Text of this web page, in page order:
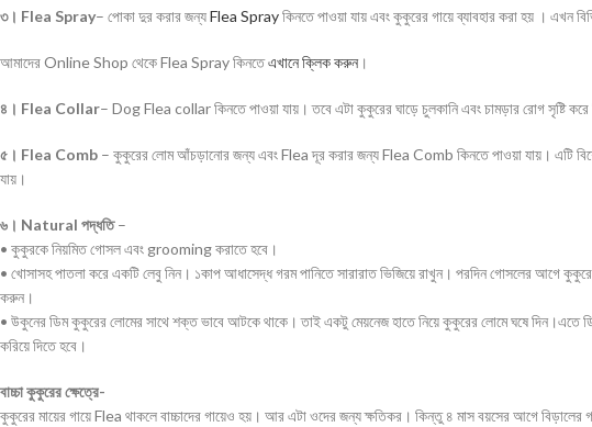
৩। Flea Spray– পোকা দুর করার জন্যFlea Sprayকিনতে পাওয়া যায় এবং কুকুরের গায়ে ব্যাবহার করা হয় । এখন
আমাদের Online Shop থেকে Flea Spray কিনতেএখানে ক্লিক করুন।
৪। Flea Collar– Dog Flea collar কিনতে পাওয়া যায়। তবে এটা কুকুরের ঘাড়ে চুলকানি এবং চামড়ার রোগ সৃষ্টি করে
৫। Flea Comb – কুকুরের লোম আঁচড়ানোর জন্য এবং Flea দূর করার জন্য Flea Comb কিনতে পাওয়া যায়। এটি
যায়।
৬। Natural পদ্ধতি–
• কুকুরকে নিয়মিত গোসল এবং grooming করাতে হবে।
• খোসাসহ পাতলা করে একটি লেবু নিন। ১কাপ আধাসেদ্ধ গরম পানিতে সারারাত ভিজিয়ে রাখুন। পরদিন গোসলের আগে
করুন।
• উকুনের ডিম কুকুরের লোমের সাথে শক্ত ভাবে আটকে থাকে। তাই একটু মেয়নেজ হাতে নিয়ে কুকুরের লোমে ঘষে
করিয়ে দিতে হবে।
বাচ্চা কুকুরের ক্ষেত্রে-
কুকুরের মায়ের গায়ে Flea থাকলে বাচ্চাদের গায়েও হয়। আর এটা ওদের জন্য ক্ষতিকর। কিন্তু ৪ মাস বয়সের আগে